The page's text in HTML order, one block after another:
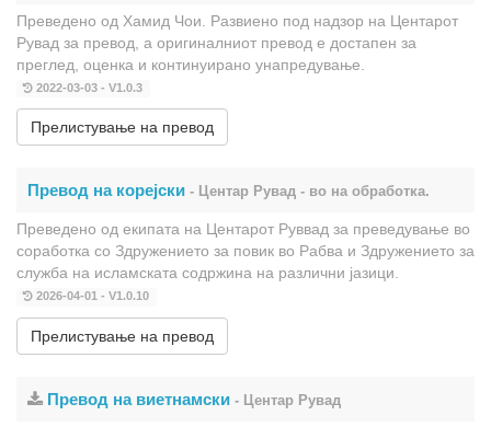
Преведено од Хамид Чои. Развиено под надзор на Центарот
Рувад за превод, а оригиналниот превод е достапен за
преглед, оценка и континуирано унапредување.
2022-03-03 - V1.0.3
Прелистување на превод
Превод на корејски - Центар Рувад - во на обработка.
Преведено од екипата на Центарот Руввад за преведување во
соработка со Здружението за повик во Рабва и Здружението за
служба на исламската содржина на различни јазици.
2026-04-01 - V1.0.10
Прелистување на превод
Превод на виетнамски - Центар Рувад